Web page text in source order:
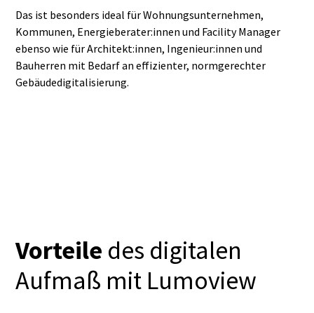
Das ist besonders ideal für Wohnungsunternehmen,
Kommunen, Energieberater:innen und Facility Manager
ebenso wie für Architekt:innen, Ingenieur:innen und
Bauherren mit Bedarf an effizienter, normgerechter
Gebäudedigitalisierung.
Vorteile des digitalen
Aufmaß mit Lumoview